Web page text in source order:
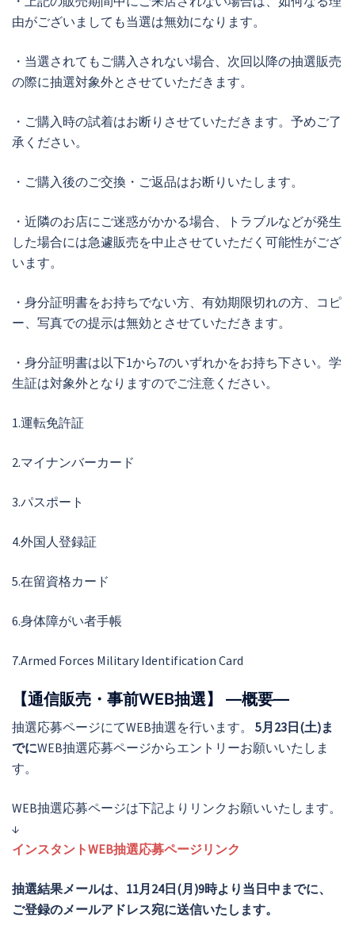
由がございましても当選は無効になります。
・当選されてもご購入されない場合、次回以降の抽選販売
の際に抽選対象外とさせていただきます。
・ご購入時の試着はお断りさせていただきます。予めご了
承ください。
・ご購入後のご交換・ご返品はお断りいたします。
・近隣のお店にご迷惑がかかる場合、トラブルなどが発生
した場合には急遽販売を中止させていただく可能性がござ
います。
・身分証明書をお持ちでない方、有効期限切れの方、コピ
ー、写真での提示は無効とさせていただきます。
・身分証明書は以下1から7のいずれかをお持ち下さい。学
生証は対象外となりますのでご注意ください。
1.運転免許証
2.マイナンバーカード
3.パスポート
4.外国人登録証
5.在留資格カード
6.身体障がい者手帳
7.Armed Forces Military Identification Card
【通信販売・事前WEB抽選】 ―概要―
抽選応募ページにてWEB抽選を行います。 5月23日(土)ま
でにWEB抽選応募ページからエントリーお願いいたしま
す。
WEB抽選応募ページは下記よりリンクお願いいたします。
↓
インスタントWEB抽選応募ページリンク
抽選結果メールは、11月24日(月)9時より当日中までに、
ご登録のメールアドレス宛に送信いたします。